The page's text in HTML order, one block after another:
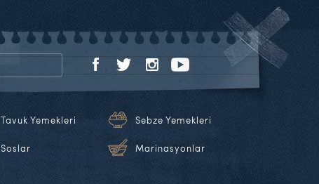
Tavuk Yemekleri Sebze Yemekleri
Soslar Marinasyonlar